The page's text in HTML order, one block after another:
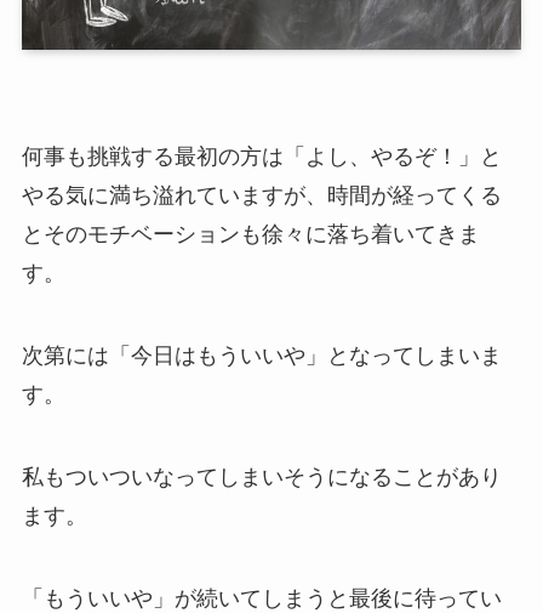
何事も挑戦する最初の方は「よし、やるぞ！」と
やる気に満ち溢れていますが、時間が経ってくる
とそのモチベーションも徐々に落ち着いてきま
す。
次第には「今日はもういいや」となってしまいま
す。
私もついついなってしまいそうになることがあり
ます。
「もういいや」が続いてしまうと最後に待ってい